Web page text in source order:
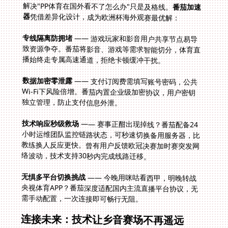
解决"PP体育在国外看不了怎么办"只是及格线。番茄加速
器凭借差异化设计，成为欧洲杯海外观赛最优解：
专线隔离防拥堵—— 游戏玩家和影音用户共享节点易导
致资源争夺。番茄将影音、游戏等需求智能切分，体育直
播始终走专属高速通道，拒绝卡顿缓冲干扰。
数据加密零泄露—— 支付订阅费需填写账号密码，公共
Wi-Fi下风险倍增。番茄内置企业级加密协议，用户密钥
独立管理，防止支付信息外泄。
技术响应秒级救场—— 赛事正酣出现掉线？番茄配备24
小时运维团队监控链路状态，可秒速切换备用服务器，比
教练换人反应更快。曾有用户反馈欧冠决赛加时赛突发网
络波动，技术支持30秒内完成线路迁移。
无惧多平台切换挑战—— 今晚用咪咕看西甲，明晚转战
央视体育APP？番茄深度适配国内主流直播平台协议，无
需手动配置，一次连接即可畅行无阻。
连接未来：技术让乡音赛场不再遥远